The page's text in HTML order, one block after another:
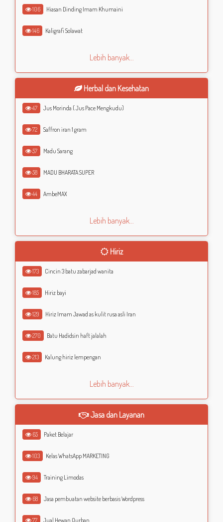
106 Hiasan Dinding Imam Khumaini
146 Kaligrafi Solawat
Lebih banyak...
Herbal dan Kesehatan
47 Jus Morinda ( Jus Pace Mengkudu)
72 Saffron iran 1 gram
57 Madu Sarang
58 MADU BHARATA SUPER
44 AmbeMAX
Lebih banyak...
Hiriz
173 Cincin 3 batu zabarjad wanita
185 Hiriz bayi
129 Hiriz Imam Jawad as kulit rusa asli Iran
270 Batu Hadidsin haft jalalah
213 Kalung hiriz lempengan
Lebih banyak...
Jasa dan Layanan
65 Paket Belajar
103 Kelas WhatsApp MARKETING
94 Training Limodas
68 Jasa pembuatan website berbasis Wordpress
77 Jual Hewan Qurban